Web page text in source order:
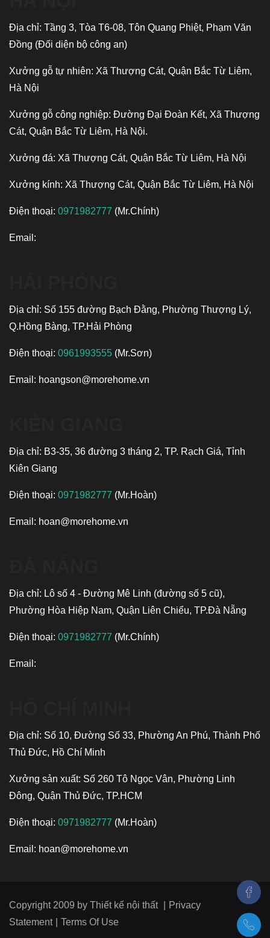
Địa chỉ: Tầng 3, Tòa T6-08, Tôn Quang Phiệt, Phạm Văn
Đồng (Đối diện bộ công an)
Xưởng gỗ tự nhiên: Xã Thượng Cát, Quận Bắc Từ Liêm,
Hà Nội
Xưởng gỗ công nghiệp: Đường Đại Đoàn Kết, Xã Thượng
Cát, Quận Bắc Từ Liêm, Hà Nội.
Xưởng đá: Xã Thượng Cát, Quận Bắc Từ Liêm, Hà Nội
Xưởng kính: Xã Thượng Cát, Quận Bắc Từ Liêm, Hà Nội
Điện thoại: 0971982777 (Mr.Chính)
Email:
Địa chỉ: Số 155 đường Bạch Đằng, Phường Thượng Lý,
Q.Hồng Bàng, TP.Hải Phòng
Điện thoại: 0961993555 (Mr.Sơn)
Email: hoangson@morehome.vn
Địa chỉ: B3-35, 36 đường 3 tháng 2, TP. Rạch Giá, Tỉnh
Kiên Giang
Điện thoại: 0971982777 (Mr.Hoàn)
Email: hoan@morehome.vn
Địa chỉ: Lô số 4 - Đường Mê Linh (đường số 5 cũ),
Phường Hòa Hiệp Nam, Quận Liên Chiểu, TP.Đà Nẵng
Điện thoại: 0971982777 (Mr.Chính)
Email:
Địa chỉ: Số 10, Đường Số 33, Phường An Phú, Thành Phố
Thủ Đức, Hồ Chí Minh
Xưởng sản xuất: Số 260 Tô Ngọc Vân, Phường Linh
Đông, Quận Thủ Đức, TP.HCM
Điện thoại: 0971982777 (Mr.Hoàn)
Email: hoan@morehome.vn
Copyright 2009 by Thiết kế nội thất
Privacy
Statement
Terms Of Use